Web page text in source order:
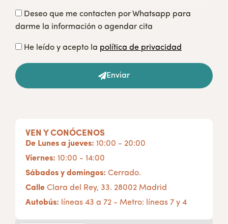
Deseo que me contacten por Whatsapp para
darme la información o agendar cita
He leído y acepto la política de privacidad
Enviar
VEN Y CONÓCENOS
De Lunes a jueves: 10:00 - 20:00
Viernes: 10:00 - 14:00
Sábados y domingos: Cerrado.
Calle Clara del Rey, 33. 28002 Madrid
Autobús:
líneas 43 a 72 - Metro: líneas 7 y 4